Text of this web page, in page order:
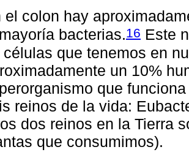
el colon hay
bacterias.16 Este
células que tenemos en
un 10%
que
reinos de la vida:
dos reinos en la Tierra
que consumimos).